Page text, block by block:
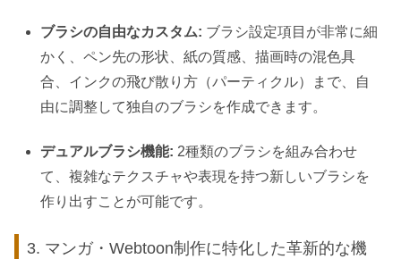
ブラシの自由なカスタム: ブラシ設定項目が非常に細
かく、ペン先の形状、紙の質感、描画時の混色具
合、インクの飛び散り方（パーティクル）まで、自
由に調整して独自のブラシを作成できます。
デュアルブラシ機能: 2種類のブラシを組み合わせ
て、複雑なテクスチャや表現を持つ新しいブラシを
作り出すことが可能です。
3. マンガ・Webtoon制作に特化した革新的な機